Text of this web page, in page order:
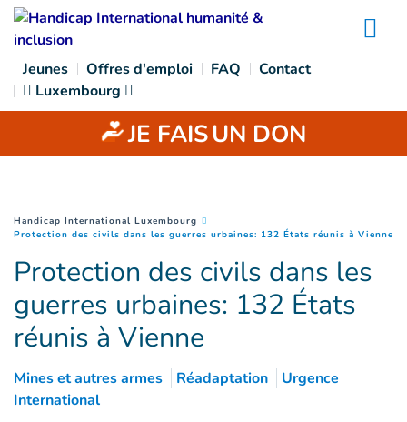
Goto main content
Jeunes Offres d'emploi FAQ
Contact
Luxembourg
JE FAISUN DON
You are here :
Handicap International Luxembourg
Protection des civils dans les guerres urbaines: 132 États réunis à Vienne
Protection des civils dans les
guerres urbaines: 132 États
réunis à Vienne
Mines et autres armes Réadaptation
Urgence
International